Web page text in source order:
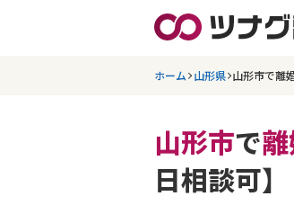
ホーム 山形県 山形市で離
山形市で
日相談可】